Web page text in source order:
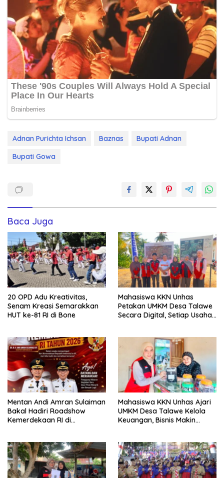
Adnan Purichta Ichsan Baznas
Bupati Adnan
Bupati Gowa
Baca Juga
20 OPD Adu Kreativitas,
Senam Kreasi Semarakkan
HUT ke-81 RI di Bone
Mahasiswa KKN Unhas
Petakan UMKM Desa Talawe
Secara Digital, Setiap Usaha
Mentan Andi Amran Sulaiman
Bakal Hadiri Roadshow
Kemerdekaan RI di
Dibagikan
Mahasiswa KKN Unhas Ajari
UMKM Desa Talawe Kelola
Keuangan, Bisnis Makin